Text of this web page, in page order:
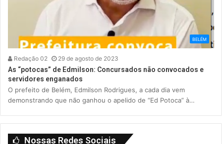
BELÉM
Redação 02 29 de agosto de 2023
As “potocas” de Edmilson: Concursados não convocados e
servidores enganados
O prefeito de Belém, Edmilson Rodrigues, a cada dia vem
demonstrando que não ganhou o apelido de “Ed Potoca” à…
Nossas Redes Sociais